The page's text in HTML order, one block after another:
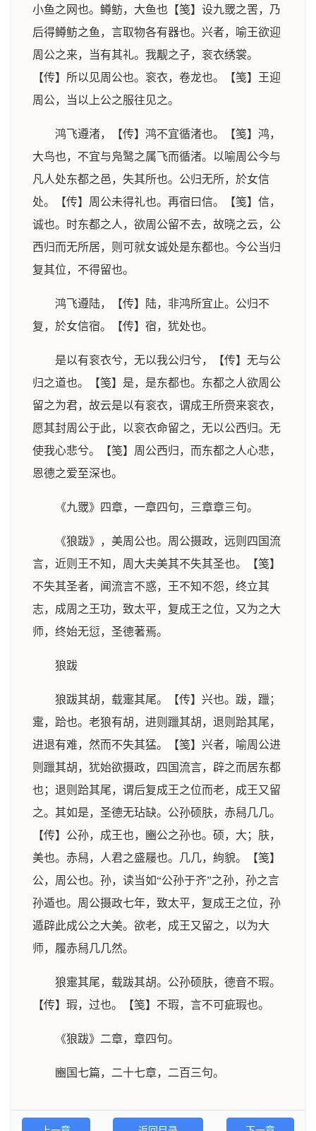
小鱼之网也。鳟鲂，大鱼也【笺】设九罭之罟，乃
后得鳟鲂之鱼，言取物各有器也。兴者，喻王欲迎
周公之来，当有其礼。我觏之子，衮衣绣裳。
【传】所以见周公也。衮衣，卷龙也。【笺】王迎
周公，当以上公之服往见之。
鸿飞遵渚，【传】鸿不宜循渚也。【笺】鸿，
大鸟也，不宜与凫鹥之属飞而循渚。以喻周公今与
凡人处东都之邑，失其所也。公归无所，於女信
处。【传】周公未得礼也。再宿曰信。【笺】信，
诚也。时东都之人，欲周公留不去，故晓之云，公
西归而无所居，则可就女诚处是东都也。今公当归
复其位，不得留也。
鸿飞遵陆，【传】陆，非鸿所宜止。公归不
复，於女信宿。【传】宿，犹处也。
是以有衮衣兮，无以我公归兮，【传】无与公
归之道也。【笺】是，是东都也。东都之人欲周公
留之为君，故云是以有衮衣，谓成王所赍来衮衣，
愿其封周公于此，以衮衣命留之，无以公西归。无
使我心悲兮。【笺】周公西归，而东都之人心悲，
恩德之爱至深也。
《九罭》四章，一章四句，三章章三句。
《狼跋》，美周公也。周公摄政，远则四国流
言，近则王不知，周大夫美其不失其圣也。【笺】
不失其圣者，闻流言不惑，王不知不怨，终立其
志，成周之王功，致太平，复成王之位，又为之大
师，终始无愆，圣德著焉。
狼跋
狼跋其胡，载疐其尾。【传】兴也。跋，躐；
疐，跲也。老狼有胡，进则躐其胡，退则跲其尾，
进退有难，然而不失其猛。【笺】兴者，喻周公进
则躐其胡，犹始欲摄政，四国流言，辟之而居东都
也；退则跲其尾，谓后复成王之位而老，成王又留
之。其如是，圣德无玷缺。公孙硕肤，赤舄几几。
【传】公孙，成王也，豳公之孙也。硕，大；肤，
美也。赤舄，人君之盛屦也。几几，絇貌。【笺】
公，周公也。孙，读当如“公孙于齐”之孙，孙之言
孙遁也。周公摄政七年，致太平，复成王之位，孙
遁辟此成公之大美。欲老，成王又留之，以为大
师，履赤舄几几然。
狼疐其尾，载跋其胡。公孙硕肤，德音不瑕。
【传】瑕，过也。【笺】不瑕，言不可疵瑕也。
《狼跋》二章，章四句。
豳国七篇，二十七章，二百三句。